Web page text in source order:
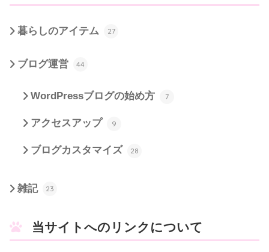
暮らしのアイテム 27
ブログ運営 44
WordPressブログの始め方 7
アクセスアップ 9
ブログカスタマイズ 28
雑記 23
当サイトへのリンクについて